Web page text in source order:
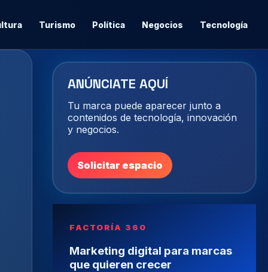
Turismo Política Negocios Tecnología
ANÚNCIATE AQUÍ
Tu marca puede aparecer junto a
contenidos de tecnología, innovación
y negocios.
Solicitar espacio
FACTORÍA 360
Marketing digital para marcas
que quieren crecer